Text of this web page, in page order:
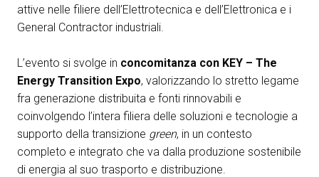
attive nelle filiere dell’Elettrotecnica e dell’Elettronica e i
General Contractor industriali.
L’evento si svolge in concomitanza con KEY – The
Energy Transition Expo, valorizzando lo stretto legame
fra generazione distribuita e fonti rinnovabili e
coinvolgendo l’intera filiera delle soluzioni e tecnologie a
supporto della transizione green, in un contesto
completo e integrato che va dalla produzione sostenibile
di energia al suo trasporto e distribuzione.